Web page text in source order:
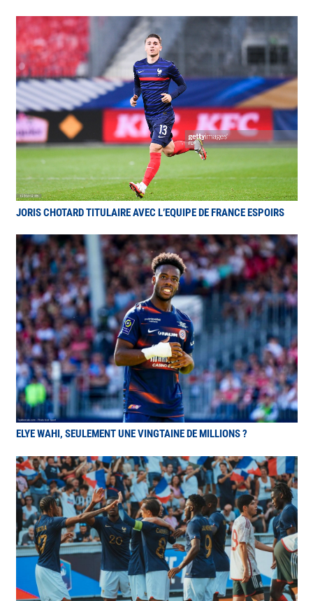
JORIS CHOTARD TITULAIRE AVEC L’EQUIPE DE FRANCE ESPOIRS
ELYE WAHI, SEULEMENT UNE VINGTAINE DE MILLIONS ?